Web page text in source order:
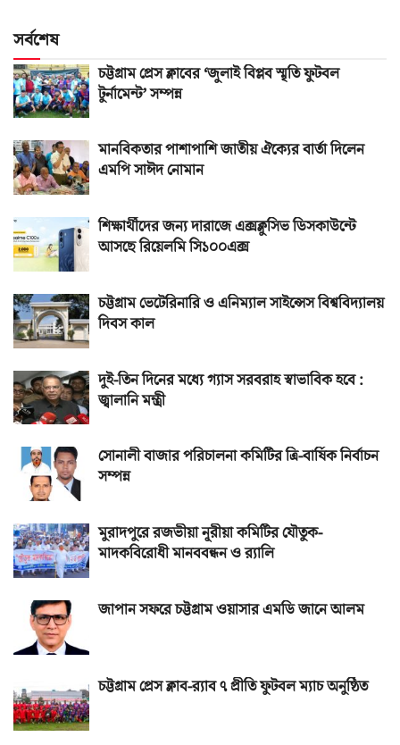
সর্বশেষ
চট্টগ্রাম প্রেস ক্লাবের ‘জুলাই বিপ্লব স্মৃতি ফুটবল
টুর্নামেন্ট’ সম্পন্ন
মানবিকতার পাশাপাশি জাতীয় ঐক্যের বার্তা দিলেন
এমপি সাঈদ নোমান
শিক্ষার্থীদের জন্য দারাজে এক্সক্লুসিভ ডিসকাউন্টে
আসছে রিয়েলমি সি১০০এক্স
চট্টগ্রাম ভেটেরিনারি ও এনিম্যাল সাইন্সেস বিশ্ববিদ্যালয়
দিবস কাল
দুই-তিন দিনের মধ্যে গ্যাস সরবরাহ স্বাভাবিক হবে :
জ্বালানি মন্ত্রী
সোনালী বাজার পরিচালনা কমিটির ত্রি-বার্ষিক নির্বাচন
সম্পন্ন
মুরাদপুরে রজভীয়া নূরীয়া কমিটির যৌতুক-
মাদকবিরোধী মানববন্ধন ও র‌্যালি
জাপান সফরে চট্টগ্রাম ওয়াসার এমডি জানে আলম
চট্টগ্রাম প্রেস ক্লাব-র‌্যাব ৭ প্রীতি ফুটবল ম্যাচ অনুষ্ঠিত